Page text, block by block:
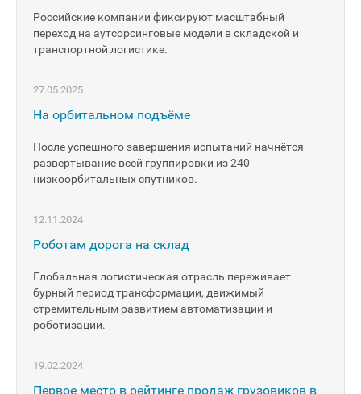
Российские компании фиксируют масштабный
переход на аутсорсинговые модели в складской и
транспортной логистике.
27.05.2025
На орбитальном подъёме
После успешного завершения испытаний начнётся
развертывание всей группировки из 240
низкоорбитальных спутников.
12.11.2024
Роботам дорога на склад
Глобальная логистическая отрасль переживает
бурный период трансформации, движимый
стремительным развитием автоматизации и
роботизации.
19.02.2024
Первое место в рейтинге продаж грузовиков в